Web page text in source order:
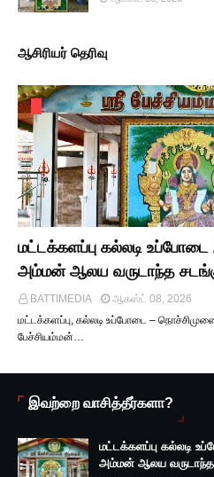
ஆசிரியர் தெரிவு
மட்டக்களப்பு கல்லடி
அம்மன் ஆலய வருடாந்த
BATTIMEDIA
ஆகஸ்ட் 08, 2026
மட்டக்களப்பு, கல்லடி உப்போடை –
பேச்சியம்மன்…
இவற்றை வாசித்தீர்களா?
மட்டக்களப்பு கல்லடி
அம்மன் ஆலய வருடாந்த